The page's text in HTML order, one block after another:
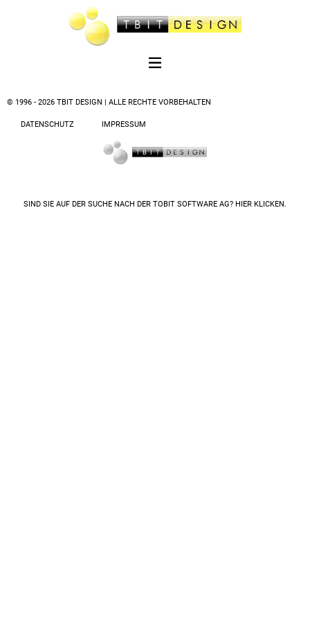
© 1996 - 2026 TBIT DESIGN | ALLE RECHTE VORBEHALTEN
DATENSCHUTZ IMPRESSUM
SIND SIE AUF DER SUCHE NACH DER TOBIT SOFTWARE AG? HIER KLICKEN.